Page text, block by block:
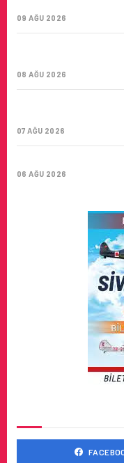
09 AĞU 2026
08 AĞU 2026
07 AĞU 2026
06 AĞU 2026